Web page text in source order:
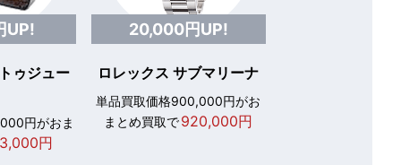
UP!
ゥジュー
円がおま
円
20,000円UP!
ロレックス サブマリーナ
単品買取価格900,000円がお
まとめ買取で920,000円